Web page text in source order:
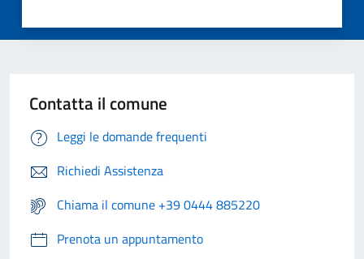
Contatta il comune
Leggi le domande frequenti
Richiedi Assistenza
Chiama il comune +39 0444 885220
Prenota un appuntamento